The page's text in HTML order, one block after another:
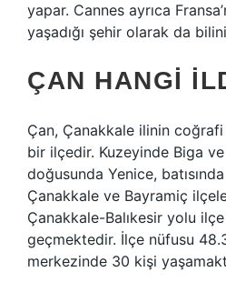
yapar. Cannes ayrıca
yaşadığı şehir olarak da
ÇAN HANGI
Çan, Çanakkale ilinin
bir ilçedir. Kuzeyinde Biga
doğusunda Yenice,
Çanakkale ve Bayramiç
Çanakkale-Balıkesir yolu ilçe
geçmektedir. İlçe nüfusu
merkezinde 30 kişi